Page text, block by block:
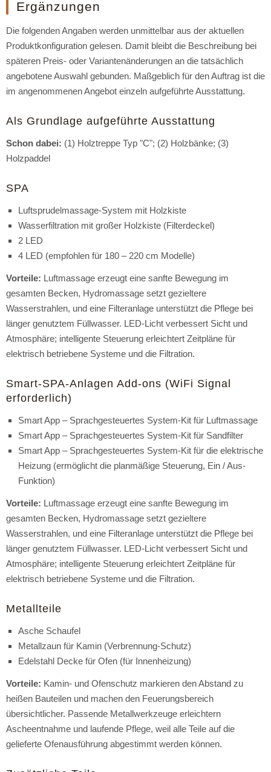
Ergänzungen
Die folgenden Angaben werden unmittelbar aus der aktuellen
Produktkonfiguration gelesen. Damit bleibt die Beschreibung bei
späteren Preis- oder Variantenänderungen an die tatsächlich
angebotene Auswahl gebunden. Maßgeblich für den Auftrag ist die
im angenommenen Angebot einzeln aufgeführte Ausstattung.
Als Grundlage aufgeführte Ausstattung
Schon dabei: (1) Holztreppe Typ "C"; (2) Holzbänke; (3)
Holzpaddel
SPA
Luftsprudelmassage-System mit Holzkiste
Wasserfiltration mit großer Holzkiste (Filterdeckel)
2 LED
4 LED (empfohlen für 180 – 220 cm Modelle)
Vorteile: Luftmassage erzeugt eine sanfte Bewegung im
gesamten Becken, Hydromassage setzt gezieltere
Wasserstrahlen, und eine Filteranlage unterstützt die Pflege bei
länger genutztem Füllwasser. LED-Licht verbessert Sicht und
Atmosphäre; intelligente Steuerung erleichtert Zeitpläne für
elektrisch betriebene Systeme und die Filtration.
Smart-SPA-Anlagen Add-ons (WiFi Signal
erforderlich)
Smart App – Sprachgesteuertes System-Kit für Luftmassage
Smart App – Sprachgesteuertes System-Kit für Sandfilter
Smart App – Sprachgesteuertes System-Kit für die elektrische
Heizung (ermöglicht die planmäßige Steuerung, Ein / Aus-
Funktion)
Vorteile: Luftmassage erzeugt eine sanfte Bewegung im
gesamten Becken, Hydromassage setzt gezieltere
Wasserstrahlen, und eine Filteranlage unterstützt die Pflege bei
länger genutztem Füllwasser. LED-Licht verbessert Sicht und
Atmosphäre; intelligente Steuerung erleichtert Zeitpläne für
elektrisch betriebene Systeme und die Filtration.
Metallteile
Asche Schaufel
Metallzaun für Kamin (Verbrennung-Schutz)
Edelstahl Decke für Ofen (für Innenheizung)
Vorteile: Kamin- und Ofenschutz markieren den Abstand zu
heißen Bauteilen und machen den Feuerungsbereich
übersichtlicher. Passende Metallwerkzeuge erleichtern
Ascheentnahme und laufende Pflege, weil alle Teile auf die
gelieferte Ofenausführung abgestimmt werden können.